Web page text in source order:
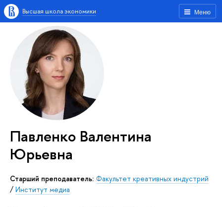
Меню
Высшая школа экономики
Павленко Валентина
Юрьевна
Старший преподаватель: Факультет креативных индустрий
/ Институт медиа